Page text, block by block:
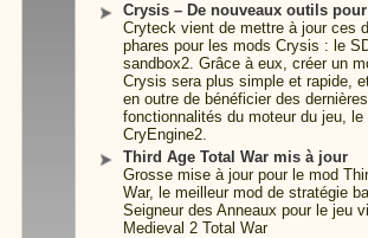
Crysis – De nouveaux outils
Cryteck vient de mettre à jour ces
phares pour les mods Crysis : le
sandbox2. Grâce à eux, créer un
Crysis sera plus simple et rapide,
en outre de bénéficier des dernières
fonctionnalités du moteur du jeu, le
CryEngine2.
Third Age Total War mis à jour
Grosse mise à jour pour le mod
War, le meilleur mod de stratégie
Seigneur des Anneaux pour le jeu
Medieval 2 Total War